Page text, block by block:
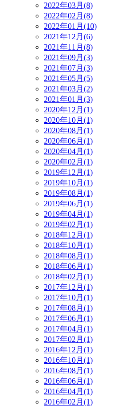
2022年03月(8)
2022年02月(8)
2022年01月(10)
2021年12月(6)
2021年11月(8)
2021年09月(3)
2021年07月(3)
2021年05月(5)
2021年03月(2)
2021年01月(3)
2020年12月(1)
2020年10月(1)
2020年08月(1)
2020年06月(1)
2020年04月(1)
2020年02月(1)
2019年12月(1)
2019年10月(1)
2019年08月(1)
2019年06月(1)
2019年04月(1)
2019年02月(1)
2018年12月(1)
2018年10月(1)
2018年08月(1)
2018年06月(1)
2018年02月(1)
2017年12月(1)
2017年10月(1)
2017年08月(1)
2017年06月(1)
2017年04月(1)
2017年02月(1)
2016年12月(1)
2016年10月(1)
2016年08月(1)
2016年06月(1)
2016年04月(1)
2016年02月(1)